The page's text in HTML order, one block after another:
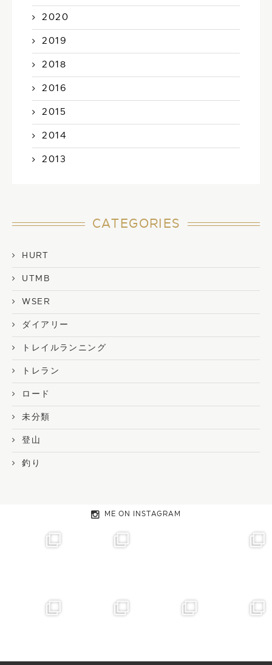
2020
2019
2018
2016
2015
2014
2013
CATEGORIES
HURT
UTMB
WSER
ダイアリー
トレイルランニング
トレラン
ロード
未分類
登山
釣り
ME ON INSTAGRAM